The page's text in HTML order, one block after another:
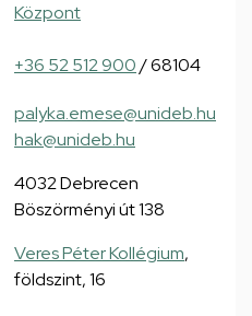
Központ
+36 52 512 900/ 68104
palyka.emese@unideb.hu
hak@unideb.hu
4032 Debrecen
Böszörményi út 138
Veres Péter Kollégium,
földszint, 16